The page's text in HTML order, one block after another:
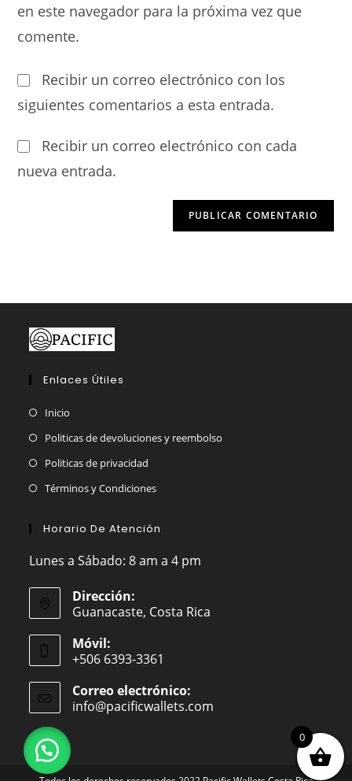
web
en este navegador para la próxima vez que
comente.
Recibir un correo electrónico con los
siguientes comentarios a esta entrada.
Recibir un correo electrónico con cada
nueva entrada.
Enlaces Útiles
Inicio
Politicas de devoluciones y reembolso
Politicas de privacidad
Términos y Condiciones
Horario De Atención
Lunes a Sábado: 8 am a 4 pm
Dirección:
Guanacaste, Costa Rica
Móvil:
+506 6393-3361
Correo electrónico:
info@pacificwallets.com
0